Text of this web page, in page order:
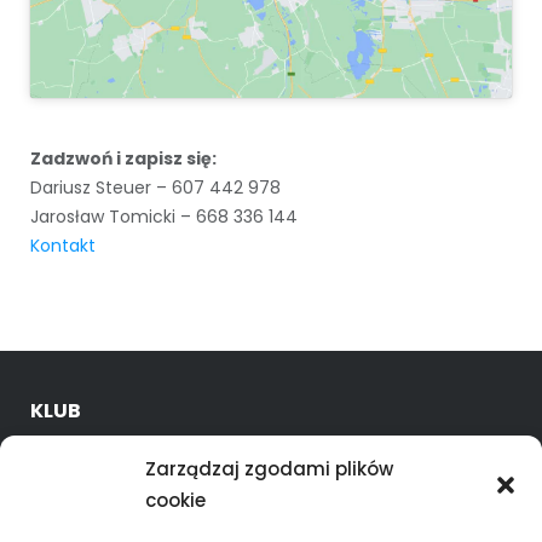
Zarządzaj zgodami plików
cookie
Zadzwoń i zapisz się:
Dariusz Steuer – 607 442 978
Jarosław Tomicki – 668 336 144
Kontakt
KLUB